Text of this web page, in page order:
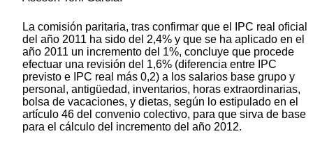
La comisión paritaria, tras confirmar que el IPC real oficial
del año 2011 ha sido del 2,4% y que se ha aplicado en el
año 2011 un incremento del 1%, concluye que procede
efectuar una revisión del 1,6% (diferencia entre IPC
previsto e IPC real más 0,2) a los salarios base grupo y
personal, antigüedad, inventarios, horas extraordinarias,
bolsa de vacaciones, y dietas, según lo estipulado en el
artículo 46 del convenio colectivo, para que sirva de base
para el cálculo del incremento del año 2012.